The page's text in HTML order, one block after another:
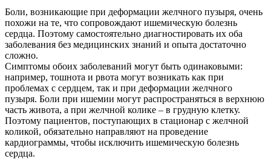
Боли, возникающие при деформации желчного пузыря, очень
похожи на те, что сопровождают ишемическую болезнь
сердца. Поэтому самостоятельно диагностировать их оба
заболевания без медицинских знаний и опыта достаточно
сложно.
Симптомы обоих заболеваний могут быть одинаковыми:
например, тошнота и рвота могут возникать как при
проблемах с сердцем, так и при деформации желчного
пузыря. Боли при ишемии могут распространяться в верхнюю
часть живота, а при желчной колике – в грудную клетку.
Поэтому пациентов, поступающих в стационар с желчной
коликой, обязательно направляют на проведение
кардиограммы, чтобы исключить ишемическую болезнь
сердца.